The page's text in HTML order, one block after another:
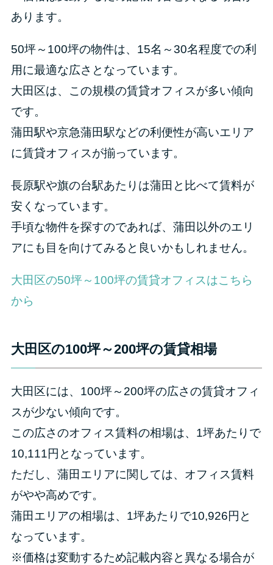
あります。
50坪～100坪の物件は、15名～30名程度での利
用に最適な広さとなっています。
大田区は、この規模の賃貸オフィスが多い傾向
です。
蒲田駅や京急蒲田駅などの利便性が高いエリア
に賃貸オフィスが揃っています。
長原駅や旗の台駅あたりは蒲田と比べて賃料が
安くなっています。
手頃な物件を探すのであれば、蒲田以外のエリ
アにも目を向けてみると良いかもしれません。
大田区の50坪～100坪の賃貸オフィスはこちら
から
大田区の100坪～200坪の賃貸相場
大田区には、100坪～200坪の広さの賃貸オフィ
スが少ない傾向です。
この広さのオフィス賃料の相場は、1坪あたりで
10,111円となっています。
ただし、蒲田エリアに関しては、オフィス賃料
がやや高めです。
蒲田エリアの相場は、1坪あたりで10,926円と
なっています。
※価格は変動するため記載内容と異なる場合が